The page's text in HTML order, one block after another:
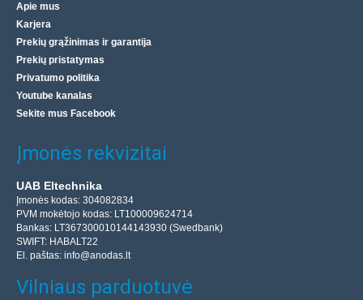
Apie mus
Karjera
Prekių grąžinimas ir garantija
Prekių pristatymas
Privatumo politika
Youtube kanalas
Sekite mus Facebook
Įmonės rekvizitai
UAB Eltechnika
Įmonės kodas: 304082834
PVM mokėtojo kodas: LT100009624714
Bankas: LT367300010144143930 (Swedbank)
SWIFT: HABALT22
El. paštas: info@anodas.lt
Vilniaus parduotuvė